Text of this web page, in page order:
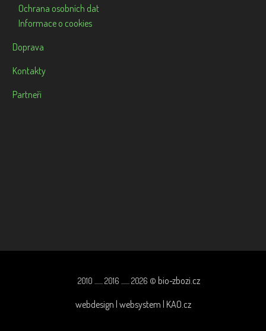
Ochrana osobních dat
Informace o cookies
Doprava
Kontakty
Partneři
2010 ....... 2016 ....... 2026 © bio-zbozi.cz
webdesign | websystem | KAO.cz